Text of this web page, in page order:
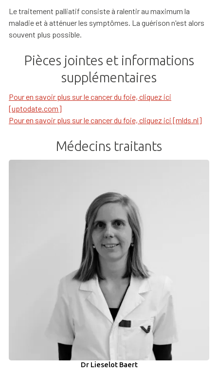
Le traitement palliatif consiste à ralentir au maximum la
maladie et à atténuer les symptômes. La guérison n'est alors
souvent plus possible.
Pièces jointes et informations
supplémentaires
Pour en savoir plus sur le cancer du foie, cliquez ici
[uptodate.com]
Pour en savoir plus sur le cancer du foie, cliquez ici [mlds.nl]
Médecins traitants
Dr Lieselot Baert